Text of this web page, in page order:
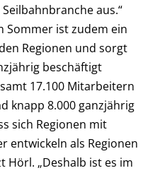
aus.“
Sommer ist zudem ein
Regionen und sorgt
beschäftigt
17.100 Mitarbeitern
knapp 8.000 ganzjährig
sich Regionen mit
entwickeln als Regionen
Hörl. „Deshalb ist es im